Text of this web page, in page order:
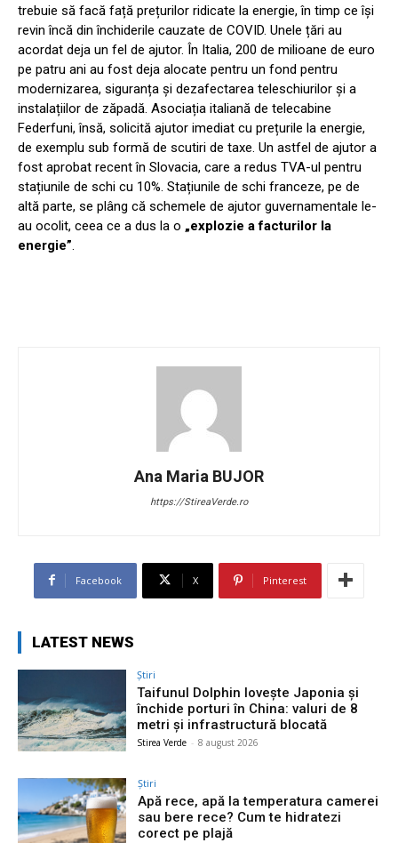
trebuie să facă față prețurilor ridicate la energie, în timp ce își
revin încă din închiderile cauzate de COVID. Unele țări au
acordat deja un fel de ajutor. În Italia, 200 de milioane de euro
pe patru ani au fost deja alocate pentru un fond pentru
modernizarea, siguranța și dezafectarea teleschiurilor și a
instalațiilor de zăpadă. Asociația italiană de telecabine
Federfuni, însă, solicită ajutor imediat cu prețurile la energie,
de exemplu sub formă de scutiri de taxe. Un astfel de ajutor a
fost aprobat recent în Slovacia, care a redus TVA-ul pentru
stațiunile de schi cu 10%. Stațiunile de schi franceze, pe de
altă parte, se plâng că schemele de ajutor guvernamentale le-
au ocolit, ceea ce a dus la o „explozie a facturilor la
energie”.
Ana Maria BUJOR
https://StireaVerde.ro
Facebook X Pinterest
LATEST NEWS
Știri
Taifunul Dolphin lovește Japonia și
închide porturi în China: valuri de 8
metri și infrastructură blocată
Stirea Verde - 8 august 2026
Știri
Apă rece, apă la temperatura camerei
sau bere rece? Cum te hidratezi
corect pe plajă